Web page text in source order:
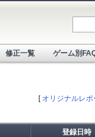
修正一覧 ゲーム別
[ オリジナルレポ
登録日時